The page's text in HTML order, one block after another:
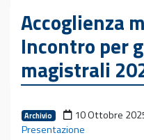
Accoglienza
Incontro per
magistrali
Archivio 10 Ottobre
Presentazione